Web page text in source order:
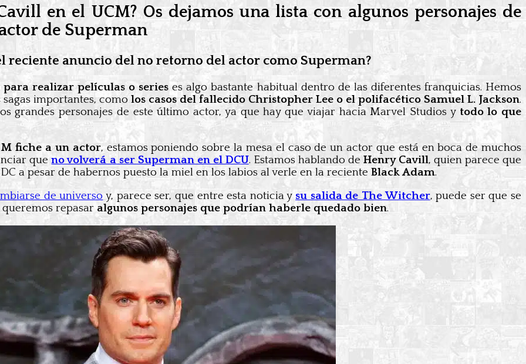
en el UCM? Os dejamos una lista con algunos personajes de
de Superman
reciente anuncio del no retorno del actor como Superman?
realizar películas o series es algo bastante habitual dentro de las diferentes franquicias. Hemos
importantes, como los casos del fallecido Christopher Lee o el polifacético Samuel L. Jackson.
grandes personajes de este último actor, ya que hay que viajar hacia Marvel Studios y todo lo que
fiche a un actor, estamos poniendo sobre la mesa el caso de un actor que está en boca de muchos
queno volverá a ser Superman en el DCU. Estamos hablando de Henry Cavill, quien parece que
a pesar de habernos puesto la miel en los labios al verle en la reciente Black Adam.
de universo y, parece ser, que entre esta noticia y su salida de The Witcher, puede ser que se
repasar algunos personajes que podrían haberle quedado bien.